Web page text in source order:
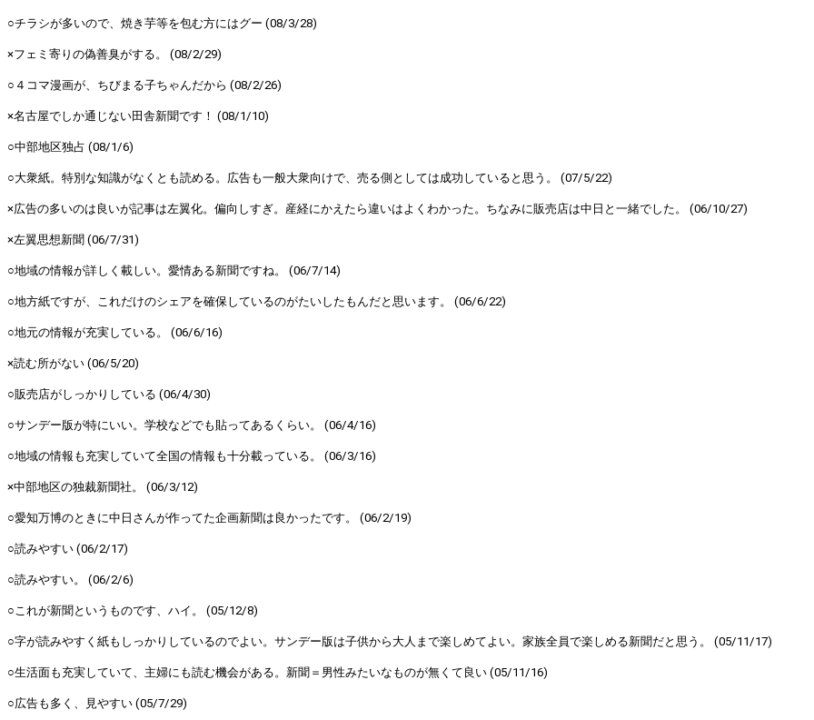
○チラシが多いので、焼き芋等を包む方にはグー (08/3/28)
×フェミ寄りの偽善臭がする。 (08/2/29)
○４コマ漫画が、ちびまる子ちゃんだから (08/2/26)
×名古屋でしか通じない田舎新聞です！ (08/1/10)
○中部地区独占 (08/1/6)
○大衆紙。特別な知識がなくとも読める。広告も一般大衆向けで、売る側としては成功していると思う。 (07/5/22)
×広告の多いのは良いが記事は左翼化。偏向しすぎ。産経にかえたら違いはよくわかった。ちなみに販売店は中日と一緒でした。 (06/10/27)
×左翼思想新聞 (06/7/31)
○地域の情報が詳しく載しい。愛情ある新聞ですね。 (06/7/14)
○地方紙ですが、これだけのシェアを確保しているのがたいしたもんだと思います。 (06/6/22)
○地元の情報が充実している。 (06/6/16)
×読む所がない (06/5/20)
○販売店がしっかりしている (06/4/30)
○サンデー版が特にいい。学校などでも貼ってあるくらい。 (06/4/16)
○地域の情報も充実していて全国の情報も十分載っている。 (06/3/16)
×中部地区の独裁新聞社。 (06/3/12)
○愛知万博のときに中日さんが作ってた企画新聞は良かったです。 (06/2/19)
○読みやすい (06/2/17)
○読みやすい。 (06/2/6)
○これが新聞というものです、ハイ。 (05/12/8)
○字が読みやすく紙もしっかりしているのでよい。サンデー版は子供から大人まで楽しめてよい。家族全員で楽しめる新聞だと思う。 (05/11/17)
○生活面も充実していて、主婦にも読む機会がある。新聞＝男性みたいなものが無くて良い (05/11/16)
○広告も多く、見やすい (05/7/29)